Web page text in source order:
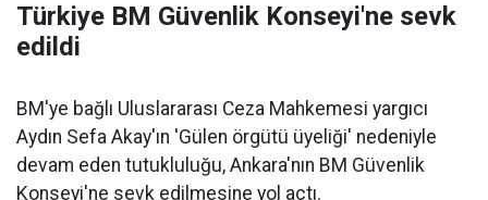
Türkiye BM Güvenlik Konseyi'ne sevk
edildi
BM'ye bağlı Uluslararası Ceza Mahkemesi yargıcı
Aydın Sefa Akay'ın 'Gülen örgütü üyeliği' nedeniyle
devam eden tutukluluğu, Ankara'nın BM Güvenlik
Konseyi'ne sevk edilmesine yol açtı.